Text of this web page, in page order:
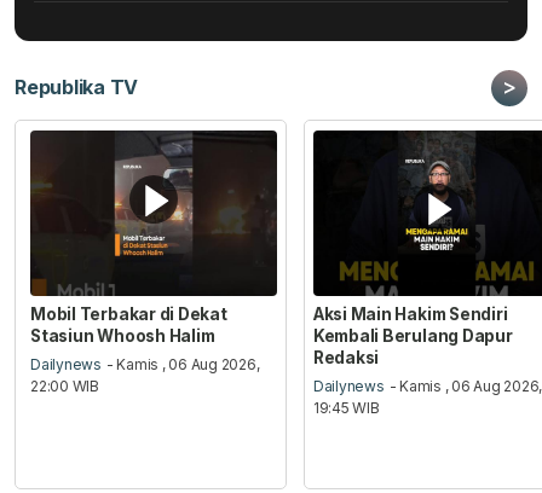
Republika TV >
Mobil Terbakar di Dekat
Stasiun Whoosh Halim
Dailynews - Kamis , 06 Aug 2026,
22:00 WIB
Aksi Main Hakim Sendiri
Kembali Berulang Dapur
Redaksi
Dailynews - Kamis , 06 Aug 2026,
19:45 WIB